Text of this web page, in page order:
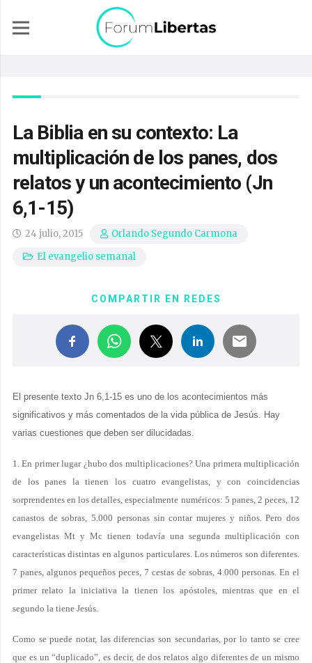
La Biblia en su contexto: La
multiplicación de los panes, dos
relatos y un acontecimiento (Jn
6,1-15)
24 julio, 2015
Orlando Segundo Carmona
El evangelio semanal
COMPARTIR EN REDES
El presente texto Jn 6,1-15 es uno de los acontecimientos más
significativos y más comentados de la vida pública de Jesús. Hay
varias cuestiones que deben ser dilucidadas.
1. En primer lugar ¿hubo dos multiplicaciones? Una primera multiplicación
de los panes la tienen los cuatro evangelistas, y con coincidencias
sorprendentes en los detalles, especialmente numéricos: 5 panes, 2 peces, 12
canastos de sobras, 5.000 personas sin contar mujeres y niños. Pero dos
evangelistas Mt y Mc tienen todavía una segunda multiplicación con
características distintas en algunos particulares. Los números son diferentes.
7 panes, algunos pequeños peces, 7 cestas de sobras, 4.000 personas. En el
primer relato la iniciativa la tienen los apóstoles, mientras que en el
segundo la tiene Jesús.
Como se puede notar, las diferencias son secundarias, por lo tanto se cree
que es un “duplicado”, es decir, de dos relatos algo diferentes de un mismo